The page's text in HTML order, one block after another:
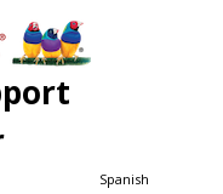
Spanish